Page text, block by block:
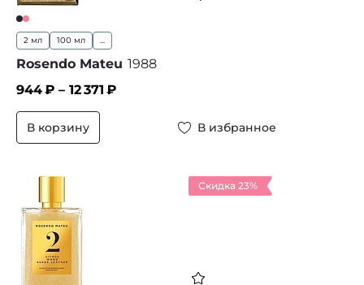
2 мл 100 мл ...
Rosendo Mateu 1988
944₽ – 12 371 ₽
В корзину В избранное
Скидка 23%